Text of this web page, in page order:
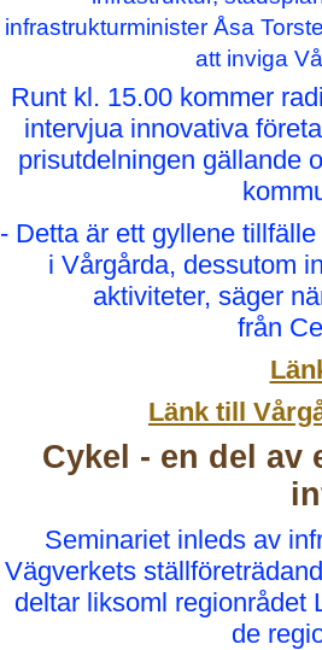
infrastrukturminister Åsa
att inviga
Runt kl. 15.00 kommer
intervjua innovativa
prisutdelningen gällande
- Detta är ett gyllene
i Vårgårda, dessutom
aktiviteter, säger
från
Länk till
Cykel - en del
Seminariet inleds av
Vägverkets
deltar liksoml regionrådet
de